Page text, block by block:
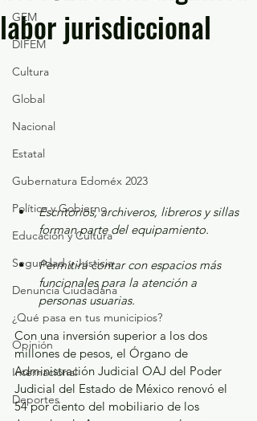
GEM
DIFEM
Cultura
Global
Nacional
Estatal
Gubernatura Edoméx 2023
Política y Gobierno
Educación y Cultura
Seguridad y Justicia
Denuncia Ciudadana
¿Qué pasa en tus municipios?
Opinión
Internacional
Deportes
labor jurisdiccional
Escritorios, archiveros, libreros y sillas
forman parte del equipamiento.
Permitirá contar con espacios más
funcionales para la atención a
personas usuarias.
Con una inversión superior a los dos
millones de pesos, el Órgano de
Administración Judicial OAJ del Poder
Judicial del Estado de México renovó el
54 por ciento del mobiliario de los